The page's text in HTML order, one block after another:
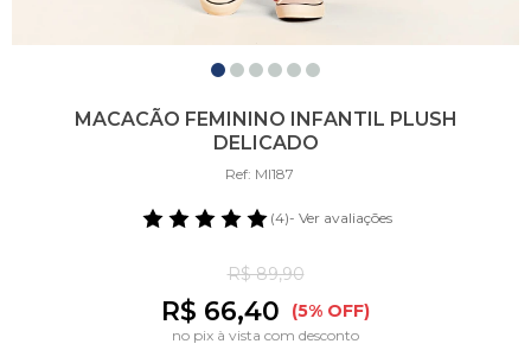
MACACÃO FEMININO INFANTIL PLUSH
DELICADO
Ref: MI187
(4)- Ver avaliações
R$ 89,90
R$ 66,40 (5% OFF)
no pix à vista com desconto